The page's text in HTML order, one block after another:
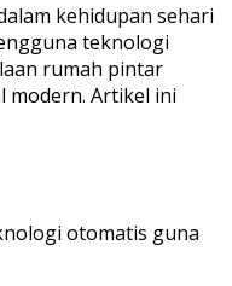
kehidupan sehari
teknologi
rumah pintar
modern. Artikel ini
otomatis guna